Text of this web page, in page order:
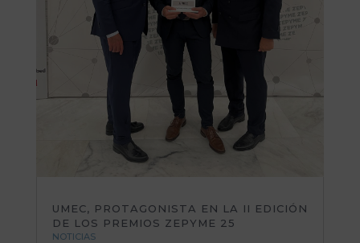
UMEC, PROTAGONISTA EN LA II EDICIÓN
DE LOS PREMIOS ZEPYME 25
NOTICIAS